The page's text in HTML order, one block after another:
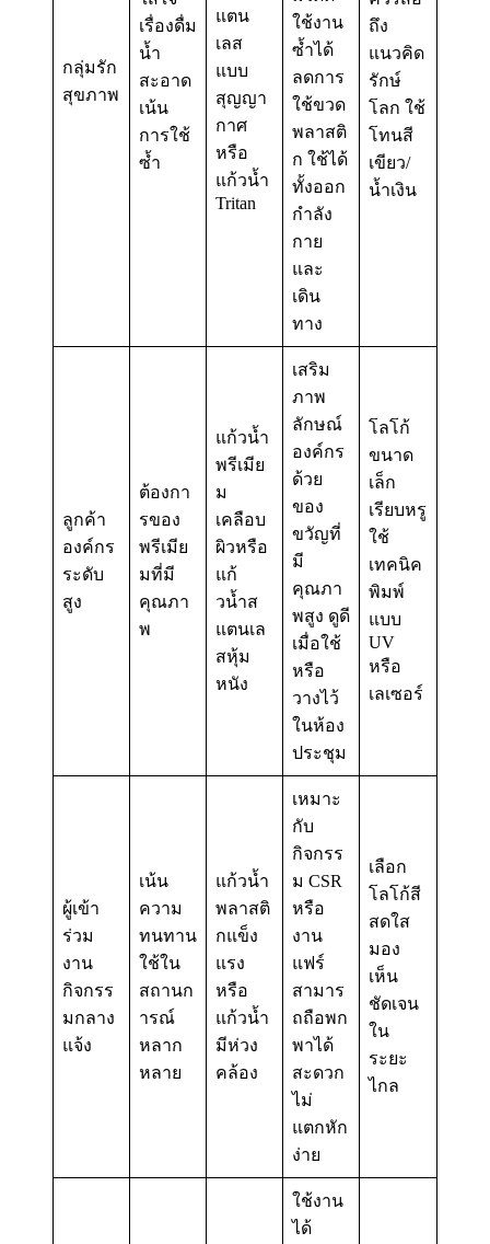
กลุ่มรัก
สุขภาพ
เรื่องดื่ม
น้ำ
สะอาด
เน้น
การใช้
ซ้ำ
แตน
เลส
แบบ
สุญญา
กาศ
หรือ
แก้วน้ำ
Tritan
ใช้งาน
ซ้ำได้
ลดการ
ใช้ขวด
พลาสติ
ก ใช้ได้
ทั้งออก
กำลัง
กาย
และ
เดิน
ทาง
ถึง
แนวคิด
รักษ์
โลก ใช้
โทนสี
เขียว/
น้ำเงิน
ลูกค้า
องค์กร
ระดับ
สูง
ต้องกา
รของ
พรีเมีย
มที่มี
คุณภา
พ
แก้วน้ำ
พรีเมีย
ม
เคลือบ
ผิวหรือ
แก้
วน้ำส
แตนเล
สหุ้ม
หนัง
เสริม
ภาพ
ลักษณ์
องค์กร
ด้วย
ของ
ขวัญที่
มี
คุณภา
พสูง ดูดี
เมื่อใช้
หรือ
วางไว้
ในห้อง
ประชุม
โลโก้
ขนาด
เล็ก
เรียบหรู
ใช้
เทคนิค
พิมพ์
แบบ
UV
หรือ
เลเซอร์
ผู้เข้า
ร่วม
งาน
กิจกรร
มกลาง
แจ้ง
เน้น
ความ
ทนทาน
ใช้ใน
สถานก
ารณ์
หลาก
หลาย
แก้วน้ำ
พลาสติ
กแข็ง
แรง
หรือ
แก้วน้ำ
มีห่วง
คล้อง
เหมาะ
กับ
กิจกรร
ม CSR
หรือ
งาน
แฟร์
สามาร
ถถือพก
พาได้
สะดวก
ไม่
แตกหัก
ง่าย
เลือก
โลโก้สี
สดใส
มอง
เห็น
ชัดเจน
ใน
ระยะ
ไกล
ใช้งาน
ได้